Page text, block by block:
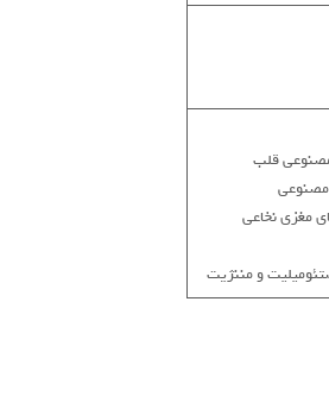
قلب
مغزی نخاعی
و مننژیت